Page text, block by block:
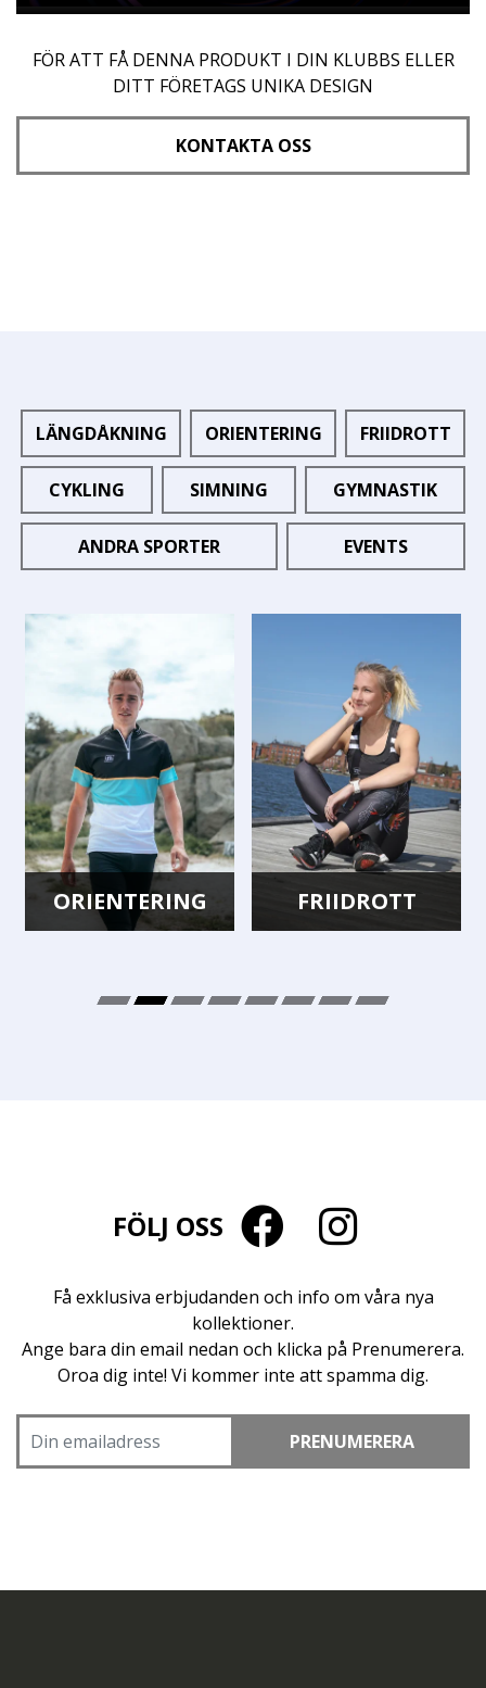
FÖR ATT FÅ DENNA PRODUKT I DIN KLUBBS ELLER
DITT FÖRETAGS UNIKA DESIGN
KONTAKTA OSS
LÄNGDÅKNING ORIENTERING FRIIDROTT
CYKLING SIMNING GYMNASTIK
ANDRA SPORTER EVENTS
ORIENTERING FRIIDROTT
FÖLJ OSS
Få exklusiva erbjudanden och info om våra nya
kollektioner.
Ange bara din email nedan och klicka på Prenumerera.
Oroa dig inte! Vi kommer inte att spamma dig.
PRENUMERERA